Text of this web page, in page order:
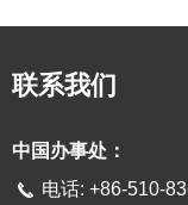
联系我们
中国办事处：
电话: +86-510-